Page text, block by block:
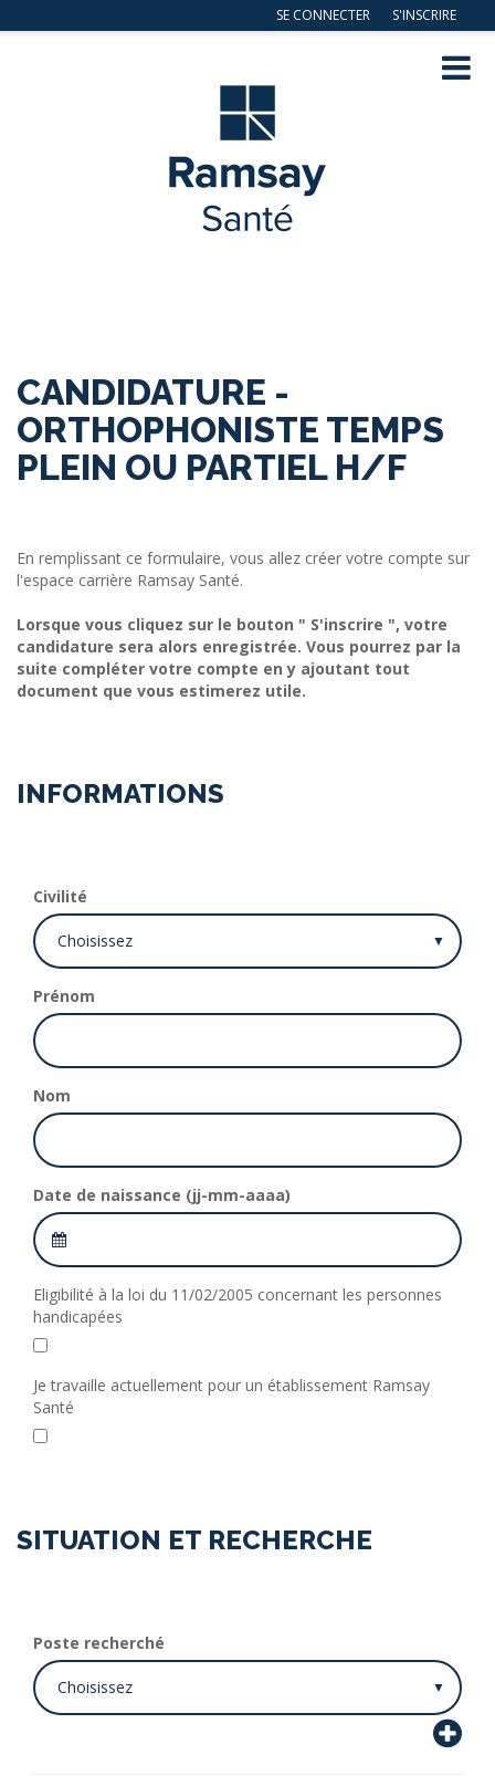
SE CONNECTER S'INSCRIRE
Navig
CANDIDATURE -
ORTHOPHONISTE TEMPS
PLEIN OU PARTIEL H/F
En remplissant ce formulaire, vous allez créer votre compte sur
l'espace carrière Ramsay Santé.
Lorsque vous cliquez sur le bouton " S'inscrire ", votre
candidature sera alors enregistrée. Vous pourrez par la
suite compléter votre compte en y ajoutant tout
document que vous estimerez utile.
INFORMATIONS
Civilité
Prénom
Nom
Date de naissance (jj-mm-aaaa)
Eligibilité à la loi du 11/02/2005 concernant les personnes
handicapées
Je travaille actuellement pour un établissement Ramsay
Santé
SITUATION ET RECHERCHE
Poste recherché